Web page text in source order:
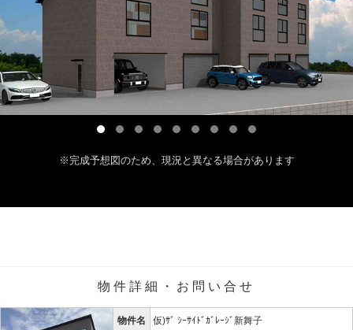
※完成予想図のため、現況と異なる場合があります
物件詳細・お問い合せ